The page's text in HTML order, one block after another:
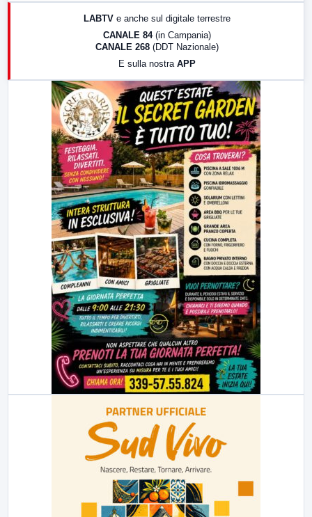
17:00 LabNews (replica)
LabNews (replica)
LABTV e anche sul digitale terrestre
CANALE 84 (in Campania)
CANALE 268 (DDT Nazionale)
E sulla nostra APP